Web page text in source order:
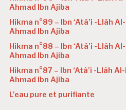
Ahmad Ibn Ajiba
Hikma n°89 – Ibn ‘Atâ’i -Llâh
Ahmad Ibn Ajiba
Hikma n°88 – Ibn ‘Atâ’i -Llâh
Ahmad Ibn Ajiba
Hikma n°87 – Ibn ‘Atâ’i -Llâh
Ahmad Ibn Ajiba
L’eau pure et purifiante